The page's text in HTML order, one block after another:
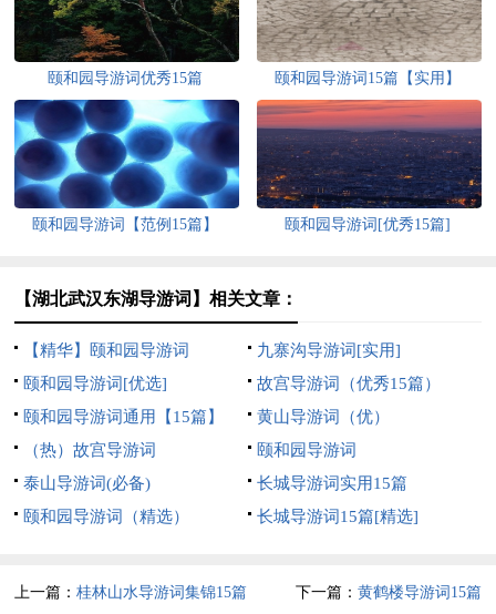
颐和园导游词优秀15篇 颐和园导游词15篇【实用】
颐和园导游词【范例15篇】 颐和园导游词[优秀15篇]
【湖北武汉东湖导游词】相关文章：
【精华】颐和园导游词
九寨沟导游词[实用]
颐和园导游词[优选]
故宫导游词（优秀15篇）
颐和园导游词通用【15篇】
黄山导游词（优）
（热）故宫导游词
颐和园导游词
泰山导游词(必备)
长城导游词实用15篇
颐和园导游词（精选）
长城导游词15篇[精选]
上一篇：桂林山水导游词集锦15篇 下一篇： 黄鹤楼导游词15篇